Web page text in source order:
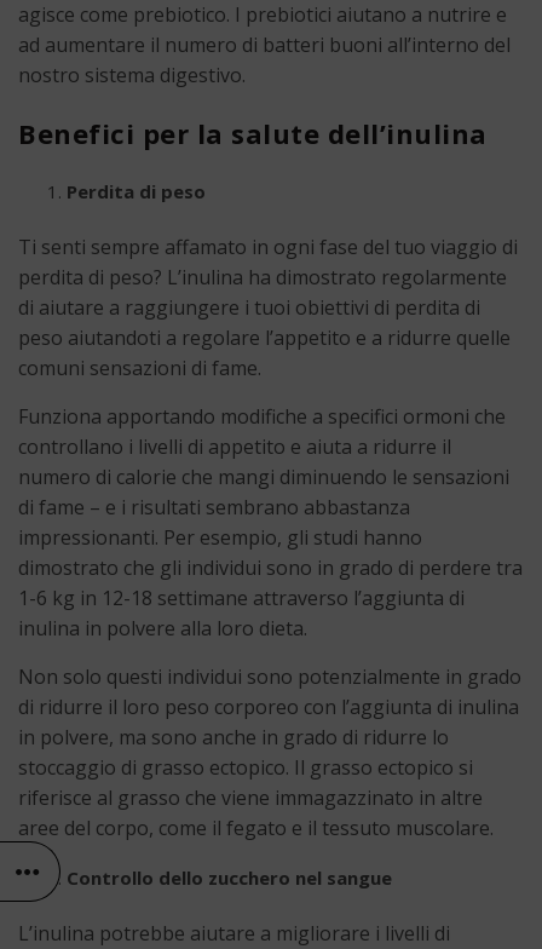
agisce come prebiotico. I prebiotici aiutano a nutrire e
ad aumentare il numero di batteri buoni all’interno del
nostro sistema digestivo.
Benefici per la salute dell’inulina
Perdita di peso
Ti senti sempre affamato in ogni fase del tuo viaggio di
perdita di peso? L’inulina ha dimostrato regolarmente
di aiutare a raggiungere i tuoi obiettivi di perdita di
peso aiutandoti a regolare l’appetito e a ridurre quelle
comuni sensazioni di fame.
Funziona apportando modifiche a specifici ormoni che
controllano i livelli di appetito e aiuta a ridurre il
numero di calorie che mangi diminuendo le sensazioni
di fame – e i risultati sembrano abbastanza
impressionanti. Per esempio, gli studi hanno
dimostrato che gli individui sono in grado di perdere tra
1-6 kg in 12-18 settimane attraverso l’aggiunta di
inulina in polvere alla loro dieta.
Non solo questi individui sono potenzialmente in grado
di ridurre il loro peso corporeo con l’aggiunta di inulina
in polvere, ma sono anche in grado di ridurre lo
stoccaggio di grasso ectopico. Il grasso ectopico si
riferisce al grasso che viene immagazzinato in altre
aree del corpo, come il fegato e il tessuto muscolare.
Controllo dello zucchero nel sangue
L’inulina potrebbe aiutare a migliorare i livelli di